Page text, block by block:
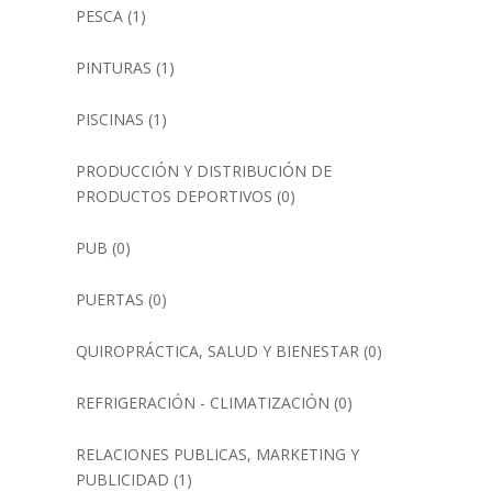
PESCA(1)
PINTURAS (1)
PISCINAS (1)
PRODUCCIÓN Y DISTRIBUCIÓN DE
PRODUCTOS DEPORTIVOS (0)
PUB (0)
PUERTAS (0)
QUIROPRÁCTICA, SALUD Y BIENESTAR(0)
REFRIGERACIÓN - CLIMATIZACIÓN (0)
RELACIONES PUBLICAS, MARKETING Y
PUBLICIDAD (1)